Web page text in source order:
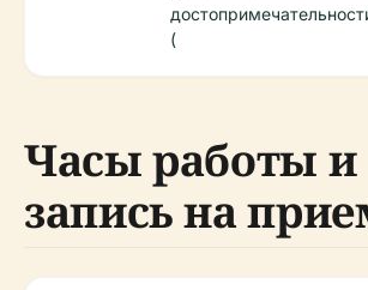
(
Часы работы и
запись на